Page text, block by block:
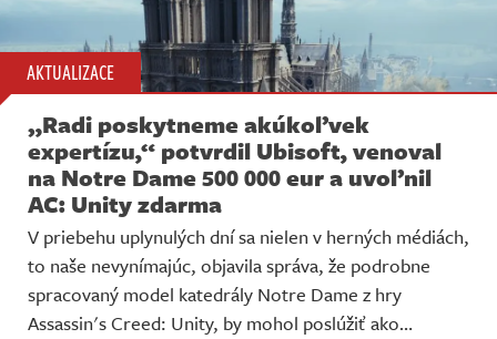
AKTUALIZACE
„Radi poskytneme akúkoľvek
expertízu,“ potvrdil Ubisoft, venoval
na Notre Dame 500 000 eur a uvoľnil
AC: Unity zdarma
V priebehu uplynulých dní sa nielen v herných médiách,
to naše nevynímajúc, objavila správa, že podrobne
spracovaný model katedrály Notre Dame z hry
Assassin's Creed: Unity, by mohol poslúžiť ako…